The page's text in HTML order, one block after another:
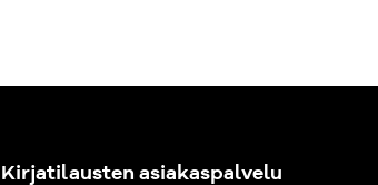
Kirjatilausten asiakaspalvelu